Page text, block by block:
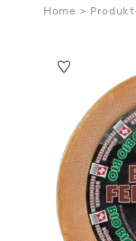
Home >